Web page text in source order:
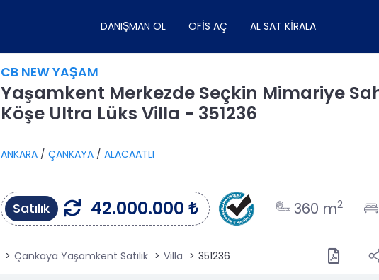
DANIŞMAN OL OFIS AÇ AL SAT KIRALA
CB NEW YAŞAM
Yaşamkent Merkezde Seçkin Mimariye
Köşe Ultra Lüks Villa - 351236
ANKARA / ÇANKAYA / ALACAATLI
Satılık 42.000.000 ₺ 360 m2
Çankaya Yaşamkent Satılık Villa 351236